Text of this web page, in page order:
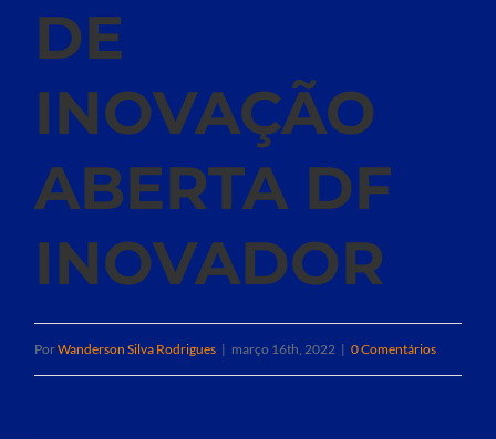
DE
INOVAÇÃO
ABERTA DF
INOVADOR
PorWanderson Silva Rodrigues | março 16th, 2022 | 0 Comentários